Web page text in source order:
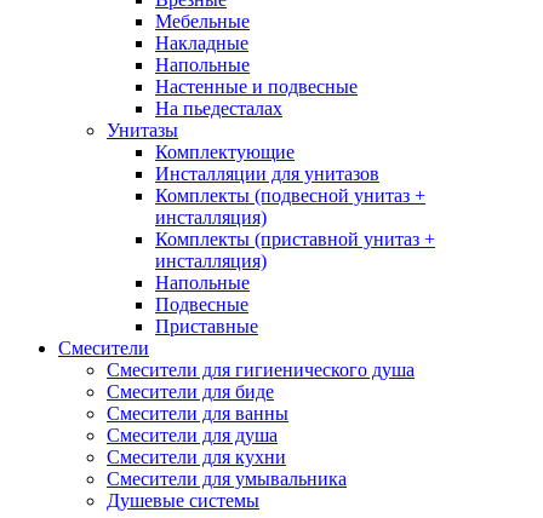
Abber(10)
Adema(5)
Alex Baitler(3)
Art&Max(8)
Belbagno
BLB(13)
Bravat(74)
Cersanit(22)
Cezares(25)
Clever(13)
Coliseum(25)
Deante(85)
Erlit(14)
Excellent
Gemy(20)
Goldman(9)
Good Door(12)
Grohe(12)
iRegio(5)
Lavinia Boho(47)
Мебельные
Накладные
Напольные
Настенные и подвесные
На пьедесталах
Унитазы
Комплектующие
Инсталляции для унитазов
Комплекты (подвесной унитаз +
инсталляция)
Комплекты (приставной унитаз +
инсталляция)
Напольные
Подвесные
Приставные
Смесители
Смесители для гигиенического душа
Смесители для биде
Смесители для ванны
Смесители для душа
Смесители для кухни
Смесители для умывальника
Душевые системы